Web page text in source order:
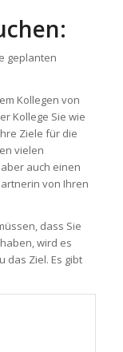
geplanten
Kollegen von
Kollege Sie wie
Ziele für die
vielen
auch einen
von Ihren
dass Sie
wird es
das Ziel. Es gibt